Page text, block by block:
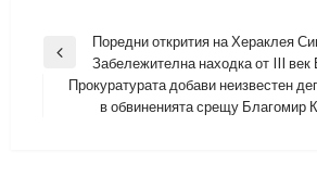
Навигация
Previous
Post
Поредни открития на Хераклея
Забележителна находка от III
Прокуратурата добави неизвестен
в обвиненията срещу Благомир